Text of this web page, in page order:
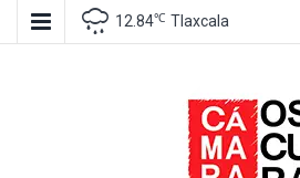
12.84℃ Tlaxcala